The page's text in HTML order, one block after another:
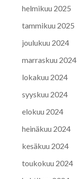
helmikuu 2025
tammikuu 2025
joulukuu 2024
marraskuu 2024
lokakuu 2024
syyskuu 2024
elokuu 2024
heinäkuu 2024
kesäkuu 2024
toukokuu 2024